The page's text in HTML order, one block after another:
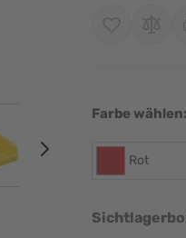
View larger imageView larger image
Farbe wählen:
Rot